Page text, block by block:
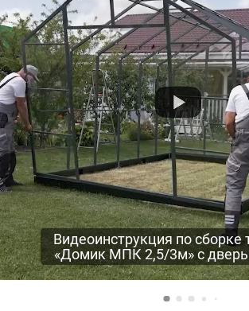
Видеоинструкция по сборке
«Домик МПК 2,5/3м» с